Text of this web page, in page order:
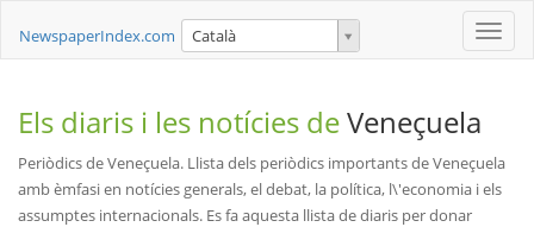
Toggle
NewspaperIndex.com Català
Els diaris i les notícies deVeneçuela
Periòdics de Veneçuela. Llista dels periòdics importants de Veneçuela
amb èmfasi en notícies generals, el debat, la política, l\'economia i els
assumptes internacionals. Es fa aquesta llista de diaris per donar